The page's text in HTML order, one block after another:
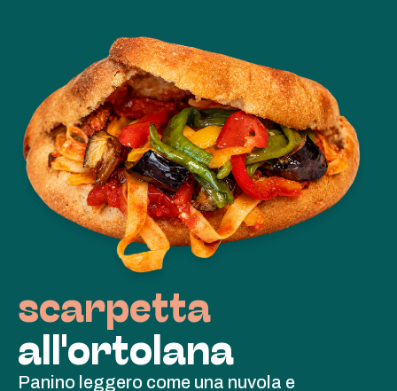
scarpetta
all'ortolana
Panino leggero come una nuvola e